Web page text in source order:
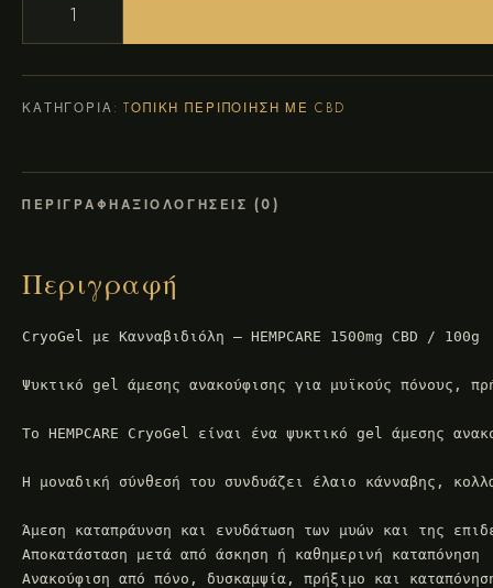
ΚΑΤΗΓΟΡΊΑ:TΟΠΙΚΗ ΠΕΡΙΠΟΙΗΣΗ ΜΕ CBD
ΠΕΡΙΓΡΑΦΉΑΞΙΟΛΟΓΉΣΕΙΣ (0)
Περιγραφή
CryoGel με Κανναβιδιόλη – HEMPCARE 1500mg CBD / 100g
Ψυκτικό gel άμεσης ανακούφισης για μυϊκούς πόνους,
Το HEMPCARE CryoGel είναι ένα ψυκτικό gel άμεσης
Η μοναδική σύνθεσή του συνδυάζει έλαιο κάνναβης,
Άμεση καταπράυνση και ενυδάτωση των μυών και της
Αποκατάσταση μετά από άσκηση ή καθημερινή καταπόνηση
Ανακούφιση από πόνο, δυσκαμψία, πρήξιμο και